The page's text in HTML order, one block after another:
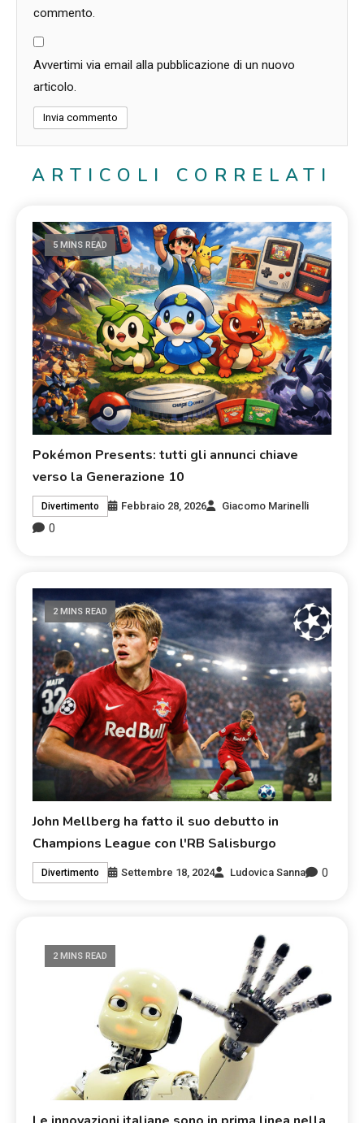
commento.
Avvertimi via email alla pubblicazione di un nuovo
articolo.
ARTICOLI CORRELATI
5 MINS READ
Pokémon Presents: tutti gli annunci chiave
verso la Generazione 10
Divertimento Febbraio 28, 2026 Giacomo Marinelli
0
2 MINS READ
John Mellberg ha fatto il suo debutto in
Champions League con l'RB Salisburgo
Divertimento Settembre 18, 2024 Ludovica Sanna 0
2 MINS READ